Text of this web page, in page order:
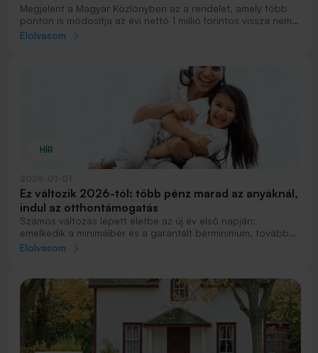
Megjelent a Magyar Közlönyben az a rendelet, amely több
ponton is módosítja az évi nettó 1 millió forintos vissza nem
térítendő Otthontámogatásról szóló korábbi
Elolvasom
HÍR
Ez változik 2026-tól: több pénz marad az anyáknál,
indul az otthontámogatás
Számos változás lépett életbe az új év első napján:
emelkedik a minimálbér és a garantált bérminimum, tovább
emelkedik a családi adókedvezmény, adómentességet
legfontosabb változásokat.
Elolvasom